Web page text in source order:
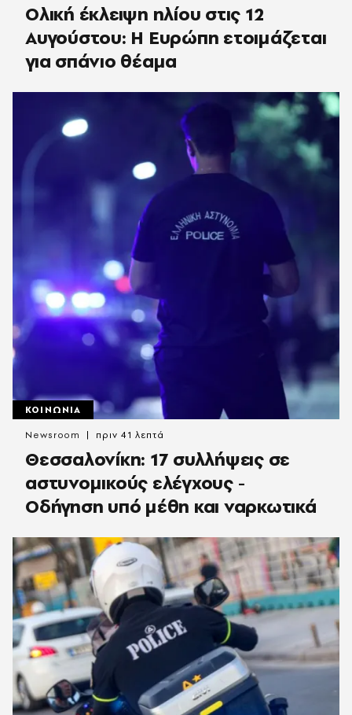
Ολική έκλειψη ηλίου στις 12
Αυγούστου: Η Ευρώπη ετοιμάζεται
για σπάνιο θέαμα
ΚΟΙΝΩΝΙΑ
Θεσσαλονίκη: 17 συλλήψεις σε
αστυνομικούς ελέγχους -
Οδήγηση υπό μέθη και ναρκωτικά
Newsroom πριν 41 λεπτά